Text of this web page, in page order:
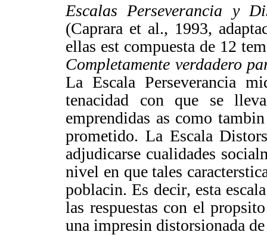
Escalas Perseverancia y
(Caprara et al., 1993,
ellas est compuesta de 12
Completamente verdadero
La Escala Perseverancia
tenacidad con que se
emprendidas as como
prometido. La Escala
adjudicarse cualidades
nivel en que tales
poblacin. Es decir, esta
las respuestas con el
una impresin distorsionada de